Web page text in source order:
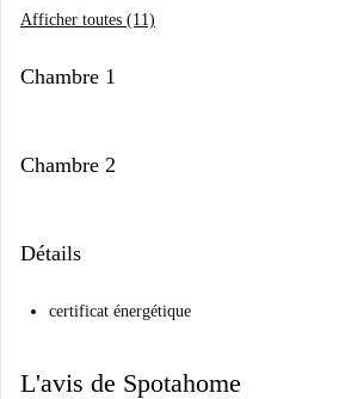
Afficher toutes (11)
Chambre 1
Chambre 2
Détails
certificat énergétique
L'avis de Spotahome